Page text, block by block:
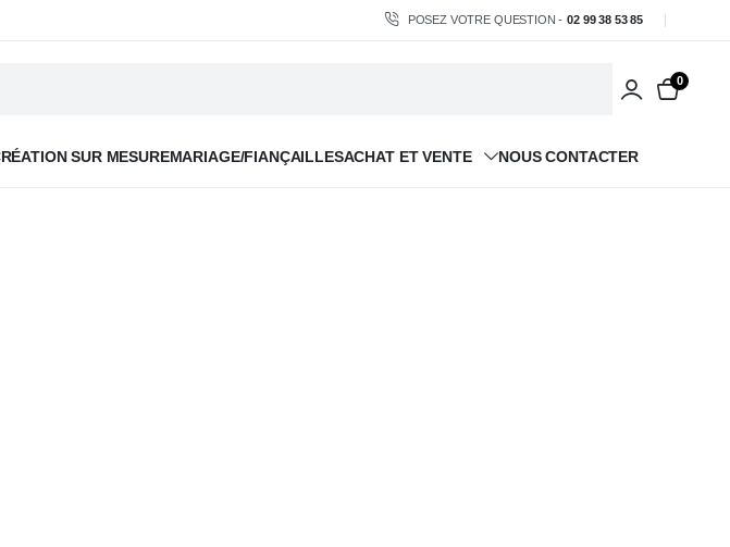
POSEZ VOTRE QUESTION - 02 99 38 53 85
0
SUR MESUREMARIAGE/FIANÇAILLESACHAT ET VENTE NOUS CONTACTER